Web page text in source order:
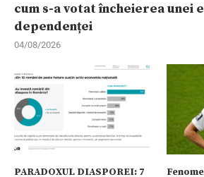
cum s-a votat încheierea unei
dependenței
04/08/2026
PARADOXUL DIASPOREI: 7